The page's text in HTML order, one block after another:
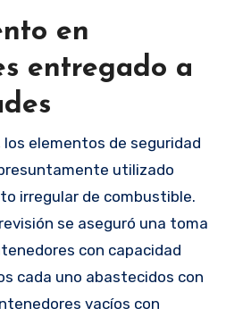
en
entregado a
elementos de seguridad
utilizado
irregular de combustible.
se aseguró una toma
con capacidad
cada uno abastecidos con
vacíos con